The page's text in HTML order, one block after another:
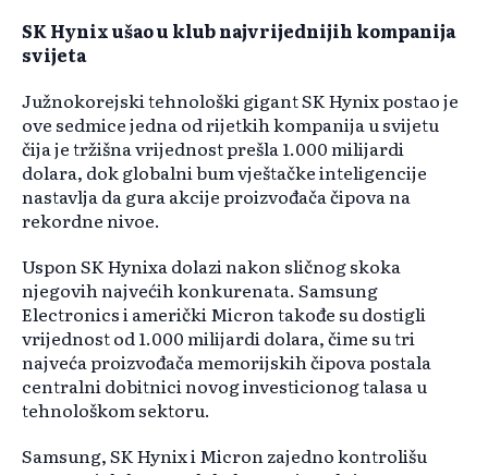
SK Hynix ušao u klub najvrijednijih kompanija
svijeta
Južnokorejski tehnološki gigant SK Hynix postao je
ove sedmice jedna od rijetkih kompanija u svijetu
čija je tržišna vrijednost prešla 1.000 milijardi
dolara, dok globalni bum vještačke inteligencije
nastavlja da gura akcije proizvođača čipova na
rekordne nivoe.
Uspon SK Hynixa dolazi nakon sličnog skoka
njegovih najvećih konkurenata. Samsung
Electronics i američki Micron takođe su dostigli
vrijednost od 1.000 milijardi dolara, čime su tri
najveća proizvođača memorijskih čipova postala
centralni dobitnici novog investicionog talasa u
tehnološkom sektoru.
Samsung, SK Hynix i Micron zajedno kontrolišu